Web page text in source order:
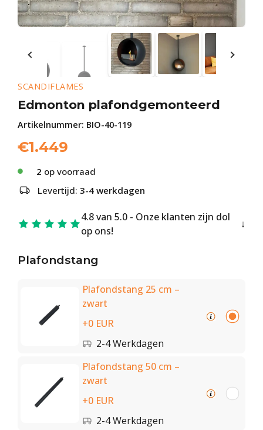
SCANDIFLAMES
Edmonton plafondgemonteerd
Artikelnummer: BIO-40-119
€1.449
2 op voorraad
Levertijd: 3-4 werkdagen
4.8 van 5.0 - Onze klanten zijn dol
op ons!
Plafondstang
Plafondstang 25 cm –
zwart
+0 EUR
2-4 Werkdagen
Plafondstang 50 cm –
zwart
+0 EUR
2-4 Werkdagen